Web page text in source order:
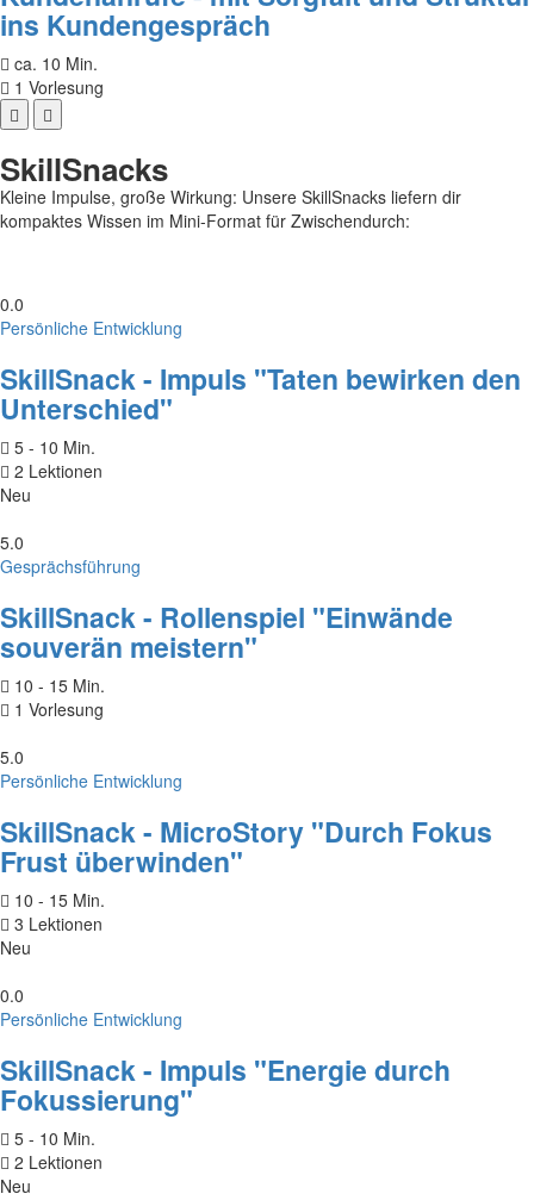
ins Kundengespräch
ca. 10 Min.
1 Vorlesung
SkillSnacks
Kleine Impulse, große Wirkung: Unsere SkillSnacks liefern dir
kompaktes Wissen im Mini-Format für Zwischendurch:
0.0
Persönliche Entwicklung
SkillSnack - Impuls "Taten bewirken den
Unterschied"
5 - 10 Min.
2 Lektionen
Neu
5.0
Gesprächsführung
SkillSnack - Rollenspiel "Einwände
souverän meistern"
10 - 15 Min.
1 Vorlesung
5.0
Persönliche Entwicklung
SkillSnack - MicroStory "Durch Fokus
Frust überwinden"
10 - 15 Min.
3 Lektionen
Neu
0.0
Persönliche Entwicklung
SkillSnack - Impuls "Energie durch
Fokussierung"
5 - 10 Min.
2 Lektionen
Neu